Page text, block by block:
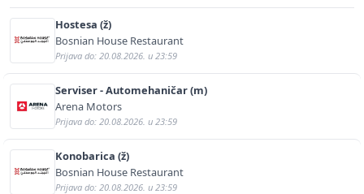
Hostesa (ž)
Bosnian House Restaurant
Prijava do: 20.08.2026. u 23:59
Serviser - Automehaničar (m)
Arena Motors
Prijava do: 20.08.2026. u 23:59
Konobarica (ž)
Bosnian House Restaurant
Prijava do: 20.08.2026. u 23:59